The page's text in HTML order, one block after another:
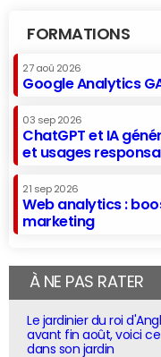
FORMATIONS
27 aoû 2026
Google Analytics
03 sep 2026
ChatGPT et IA
et usages
21 sep 2026
Web analytics :
marketing
À NE PAS RATER
Le jardinier du roi
avant fin août, voici
dans son jardin